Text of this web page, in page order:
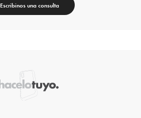
Escribinos una consulta